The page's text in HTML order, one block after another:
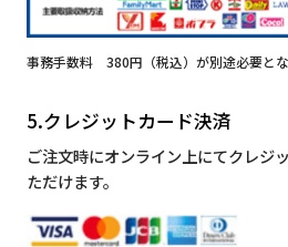
事務手数料 380円（税込）が別途必要とな
5.クレジットカード決済
ご注文時にオンライン上にてクレジ
ただけます。